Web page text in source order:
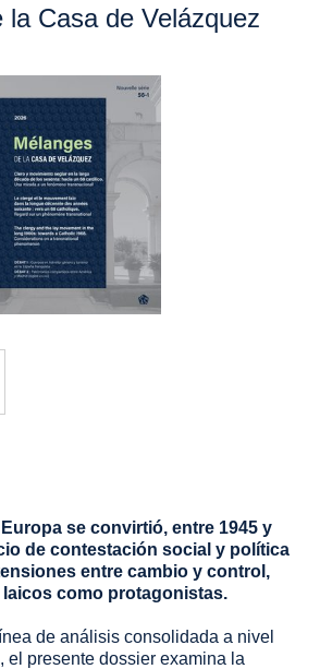
la Casa de Velázquez
se convirtió, entre 1945 y
de contestación social y política
entre cambio y control,
como protagonistas.
de análisis consolidada a nivel
el presente dossier examina la